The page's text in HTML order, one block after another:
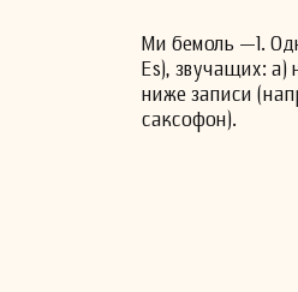
Ми бемоль —1.
Es), звучащих:
ниже записи
саксофон).